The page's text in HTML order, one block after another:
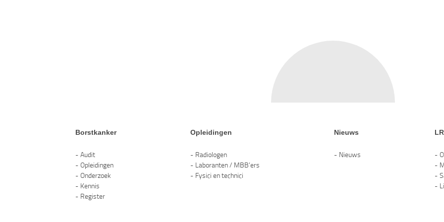
Borstkanker
Audit
Opleidingen
Onderzoek
Kennis
Register
Opleidingen
Radiologen
Laboranten / MBB’ers
Fysici en technici
Nieuws
Nieuws